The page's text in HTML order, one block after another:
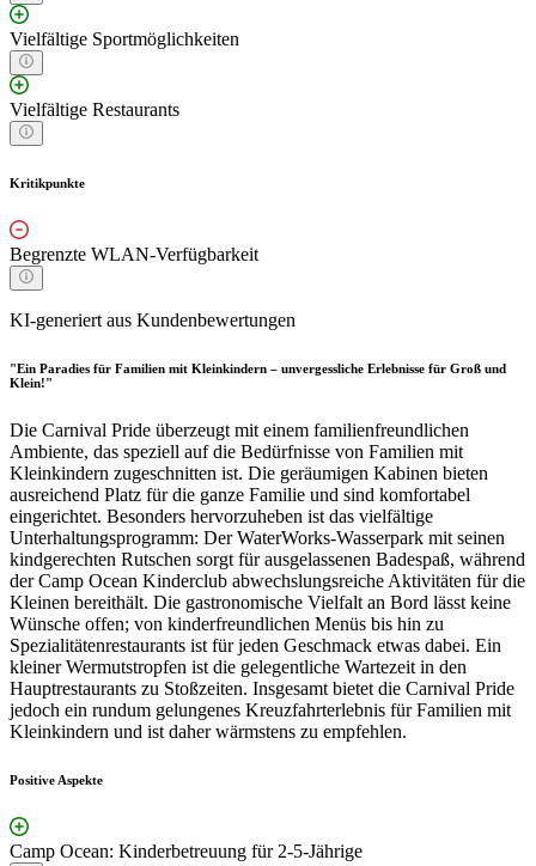
Vielfältige Sportmöglichkeiten
Vielfältige Restaurants
Kritikpunkte
Begrenzte WLAN-Verfügbarkeit
KI-generiert aus Kundenbewertungen
"Ein Paradies für Familien mit Kleinkindern – unvergessliche Erlebnisse für Groß und
Klein!"
Die Carnival Pride überzeugt mit einem familienfreundlichen
Ambiente, das speziell auf die Bedürfnisse von Familien mit
Kleinkindern zugeschnitten ist. Die geräumigen Kabinen bieten
ausreichend Platz für die ganze Familie und sind komfortabel
eingerichtet. Besonders hervorzuheben ist das vielfältige
Unterhaltungsprogramm: Der WaterWorks-Wasserpark mit seinen
kindgerechten Rutschen sorgt für ausgelassenen Badespaß, während
der Camp Ocean Kinderclub abwechslungsreiche Aktivitäten für die
Kleinen bereithält. Die gastronomische Vielfalt an Bord lässt keine
Wünsche offen; von kinderfreundlichen Menüs bis hin zu
Spezialitätenrestaurants ist für jeden Geschmack etwas dabei. Ein
kleiner Wermutstropfen ist die gelegentliche Wartezeit in den
Hauptrestaurants zu Stoßzeiten. Insgesamt bietet die Carnival Pride
jedoch ein rundum gelungenes Kreuzfahrterlebnis für Familien mit
Kleinkindern und ist daher wärmstens zu empfehlen.
Positive Aspekte
Camp Ocean: Kinderbetreuung für 2-5-Jährige